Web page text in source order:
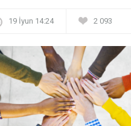
19 İyun 14:24 2 093